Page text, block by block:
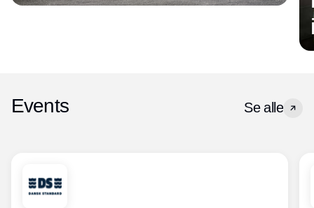
Events Se alle